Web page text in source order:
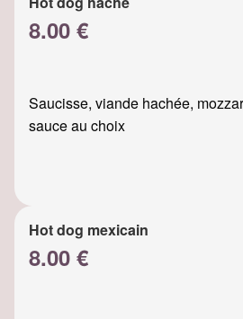
8.00 €
Saucisse, viande hachée,
sauce au choix
Hot dog mexicain
8.00 €